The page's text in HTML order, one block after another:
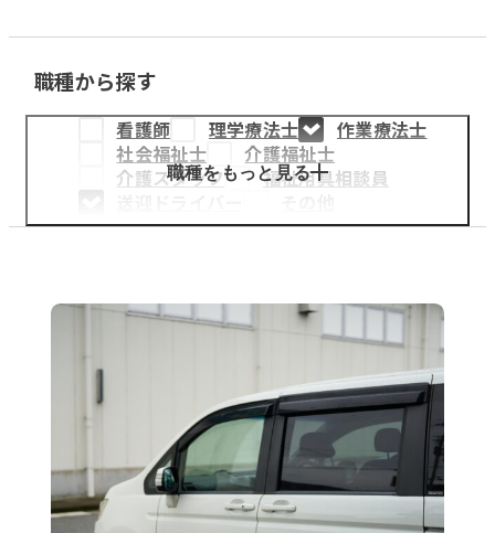
採用情報
医療・介護事業
募集職種
お知らせ
ENTRY 079-
(
職種から探す
看護師 理学療法士
作業療法士
社会福祉士
介護福祉士
介護スタッフ
福祉用具相談員
職種をもっと見る